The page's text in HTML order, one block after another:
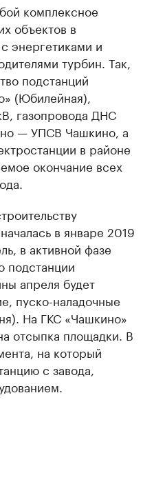
комплексное
объектов в
энергетиками и
турбин. Так,
подстанций
(Юбилейная),
газопровода ДНС
— УПСВ Чашкино, а
в районе
окончание всех
в январе 2019
в активной фазе
подстанции
апреля будет
пуско-наладочные
На ГКС «Чашкино»
отсыпка площадки. В
на который
с завода,